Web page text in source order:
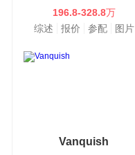
196.8-328.8万
综述
报价 参配 图片
Vanquish